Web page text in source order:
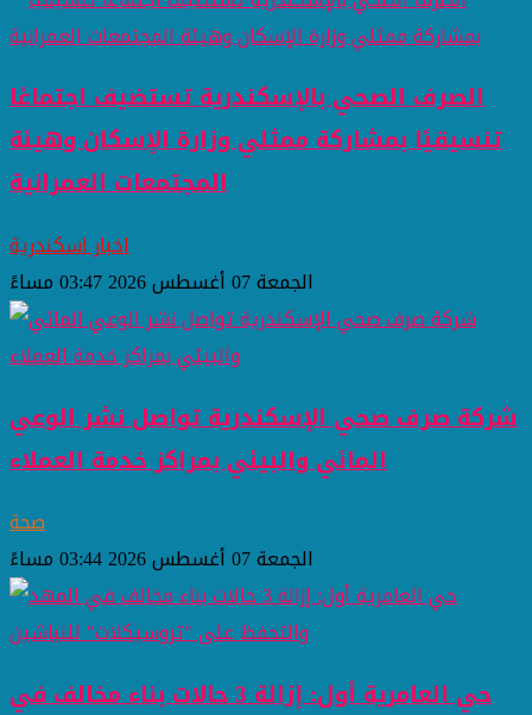
الصرف الصحي بالإسكندرية تستضيف اجتماعًا
تنسيقيًا بمشاركة ممثلي وزارة الإسكان وهيئة
المجتمعات العمرانية
اخبار اسكندرية
الجمعة 07 أغسطس 2026 03:47 مساءً
شركة صرف صحي الإسكندرية تواصل نشر الوعي
المائي والبيئي بمراكز خدمة العملاء
صحة
الجمعة 07 أغسطس 2026 03:44 مساءً
حي العامرية أول: إزالة 3 حالات بناء مخالف في